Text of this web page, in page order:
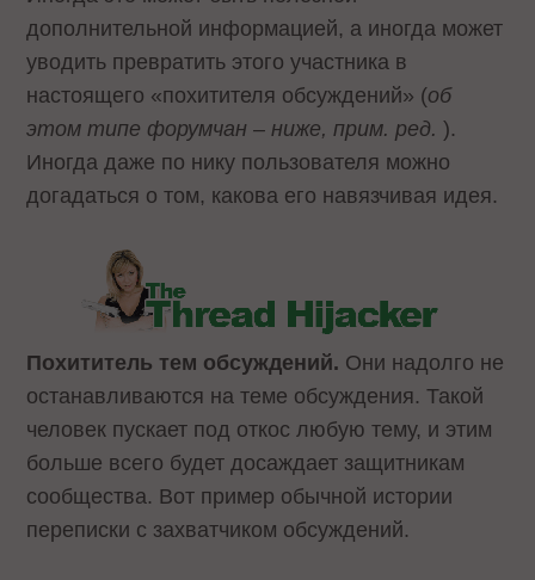
дополнительной информацией, а иногда может
уводить превратить этого участника в
настоящего «похитителя обсуждений» (об
этом типе форумчан – ниже, прим. ред.).
Иногда даже по нику пользователя можно
догадаться о том, какова его навязчивая идея.
Похититель тем обсуждений. Они надолго не
останавливаются на теме обсуждения. Такой
человек пускает под откос любую тему, и этим
больше всего будет досаждает защитникам
сообщества. Вот пример обычной истории
переписки с захватчиком обсуждений.